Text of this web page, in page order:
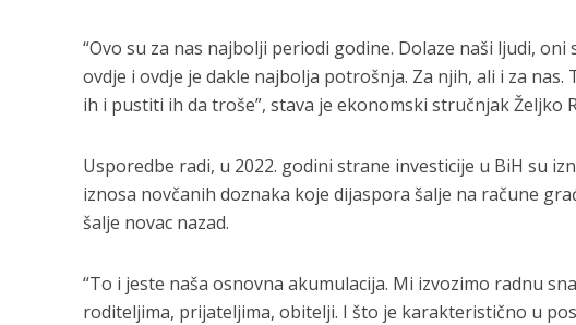
“Ovo su za nas najbolji periodi godine. Dolaze naši ljudi,
ovdje i ovdje je dakle najbolja potrošnja. Za njih, ali i za
ih i pustiti ih da troše”, stava je ekonomski stručnjak Željko
Usporedbe radi, u 2022. godini strane investicije u BiH su
iznosa novčanih doznaka koje dijaspora šalje na račune
šalje novac nazad.
“To i jeste naša osnovna akumulacija. Mi izvozimo radnu
roditeljima, prijateljima, obitelji. I što je karakteristično u